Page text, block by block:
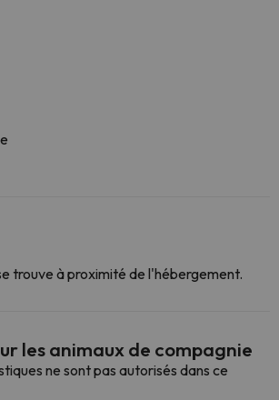
trouve à proximité de l'hébergement.
les animaux de compagnie
ne sont pas autorisés dans ce